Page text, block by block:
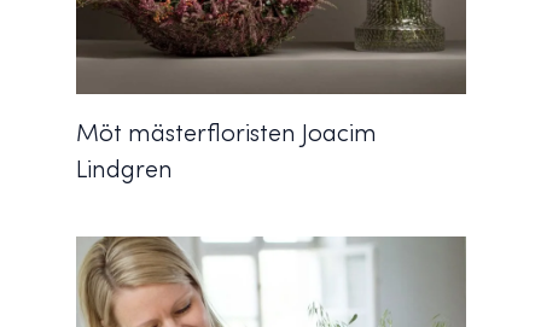
Möt mästerfloristen Joacim
Lindgren